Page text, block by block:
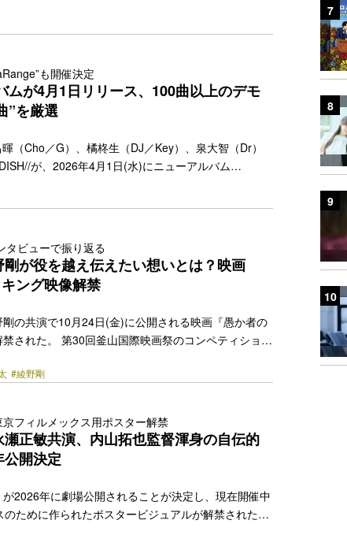
新たに“アレンジ（Arrange）”を施した新録曲群と、
情報が揃ったことでいよいよ明らかとなったアルバ
link" href="https://bezzy.jp/2026/02/81851/"></a>
も開催決定
ムが4月1日リリース、100曲以上のデモ
”を厳選
（Cho／G）、橘柊生（DJ／Key）、泉大智（Dr）
が、2026年4月1日(水)にニューアルバム
に突入したメンバーそれぞれが制作してきた100曲
は、フジテレビ系「めざましテレビ」テーマソング
class="more-link"
79107/"></a>
タビューで振り返る
が役を越え伝えたい想いとは？映画
ング映像解禁
の共演で10月24日(金)に公開される映画『愚か者の
された。 第30回釜山国際映画祭のコンペティション
藪春彦新人賞を受賞した西尾潤の同名小説を原作
た永田琴が務める。 主人公は、タクヤ（北村匠海）
⾕（綾野剛）。3人の若者の視点… <a class="more-
10/75353/"></a>
#綾野剛
フィルメックス用ポスター解禁
正敏共演、内山拓也監督渾身の自伝的
開決定
2026年に劇場公開されることが決定し、現在開催中
ために作られたポスタービジュアルが解禁された。
7
8
9
10